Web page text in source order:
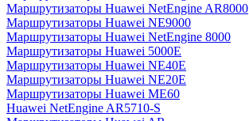
Маршрутизаторы Huawei NetEngine AR8000
Маршрутизаторы Huawei NE9000
Маршрутизаторы Huawei NetEngine 8000
Маршрутизаторы Huawei 5000E
Маршрутизаторы Huawei NE40E
Маршрутизаторы Huawei NE20E
Маршрутизаторы Huawei ME60
Huawei NetEngine AR5710-S